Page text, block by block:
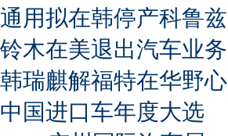
通用拟在韩停产科鲁兹
铃木在美退出汽车业务
韩瑞麒解福特在华野心
中国进口车年度大选